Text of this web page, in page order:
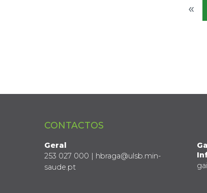
«
CONTACTOS
Geral
253 027 000 | hbraga@ulsb.min-
saude.pt